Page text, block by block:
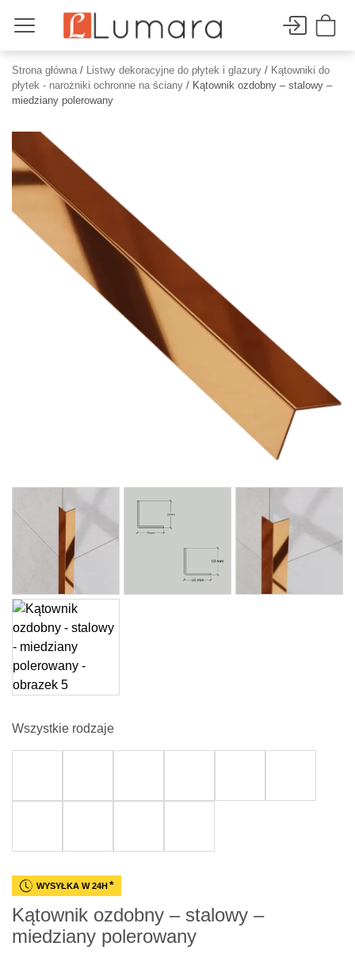
Strona główna/ Listwy dekoracyjne do płytek i glazury / Kątowniki do
płytek - narożniki ochronne na ściany / Kątownik ozdobny – stalowy –
miedziany polerowany
Wszystkie rodzaje
WYSYŁKA W 24H*
Kątownik ozdobny – stalowy –
miedziany polerowany